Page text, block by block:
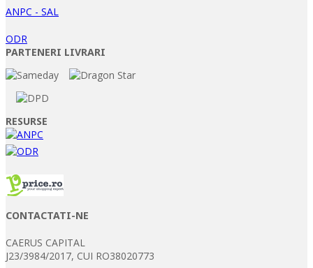
ANPC - SAL
ODR
PARTENERI LIVRARI
RESURSE
CONTACTATI-NE
CAERUS CAPITAL
J23/3984/2017, CUI RO38020773